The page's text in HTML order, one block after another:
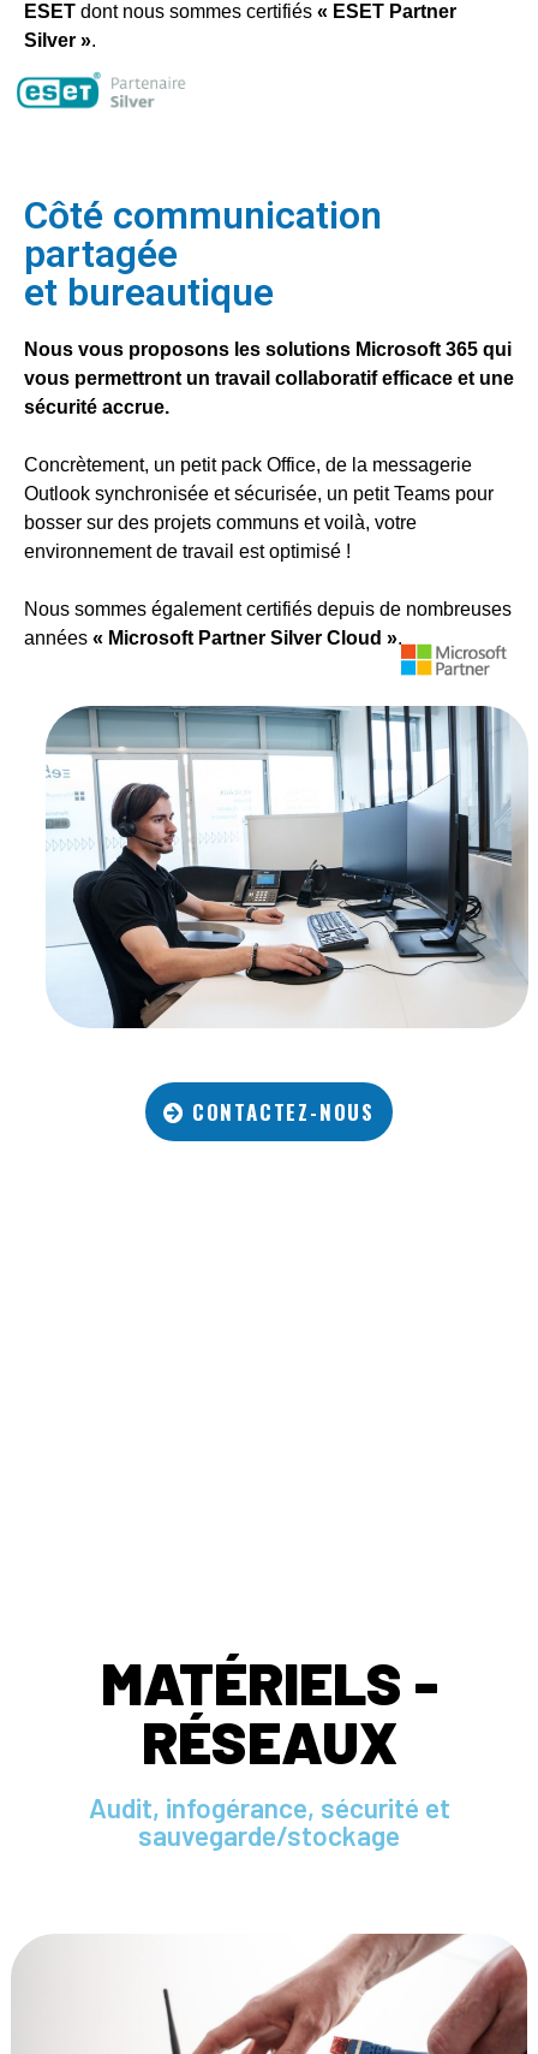
ESET dont nous sommes certifiés « ESET Partner
Silver ».
Côté communication
partagée
et bureautique
Nous vous proposons les solutions Microsoft 365 qui
vous permettront un travail collaboratif efficace et une
sécurité accrue.
Concrètement, un petit pack Office, de la messagerie
Outlook synchronisée et sécurisée, un petit Teams pour
bosser sur des projets communs et voilà, votre
environnement de travail est optimisé !
Nous sommes également certifiés depuis de nombreuses
années « Microsoft Partner Silver Cloud ».
CONTACTEZ-NOUS
MATÉRIELS -
RÉSEAUX
Audit, infogérance, sécurité et
sauvegarde/stockage